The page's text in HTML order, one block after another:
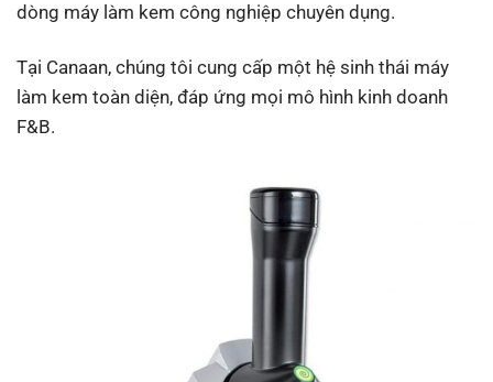
dòng máy làm kem công nghiệp chuyên dụng.
Tại Canaan, chúng tôi cung cấp một hệ sinh thái máy
làm kem toàn diện, đáp ứng mọi mô hình kinh doanh
F&B.